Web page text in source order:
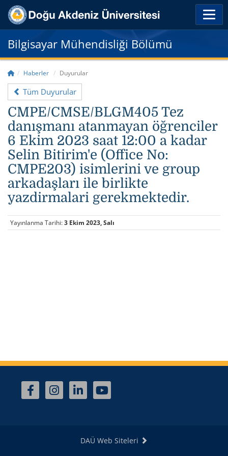
Bilgisayar Mühendisliği Bölümü
Haberler Duyurular
Tüm Duyurular
CMPE/CMSE/BLGM405 Tez
danışmanı atanmayan öğrenciler
6 Ekim 2023 saat 12:00 a kadar
Selin Bitirim'e (Office No:
CMPE203) isimlerini ve group
arkadaşları ile birlikte
yazdirmalari gerekmektedir.
Yayınlanma Tarihi:3 Ekim 2023, Salı
DAÜ Web Siteleri